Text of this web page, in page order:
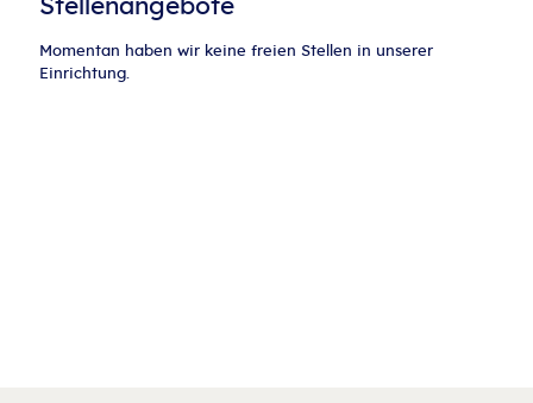
Stellenangebote
Momentan haben wir keine freien Stellen in unserer
Einrichtung.